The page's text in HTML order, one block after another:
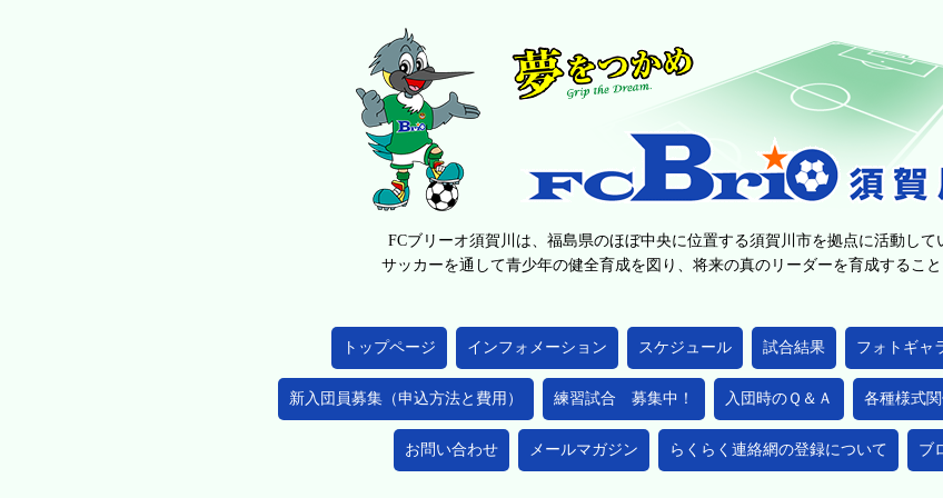
FCブリーオ須賀川は、福島県のほぼ中央に位置する須賀川市を拠点に活動して
サッカーを通して青少年の健全育成を図り、将来の真のリーダーを育成するこ
トップページ インフォメーション スケジュール 試合結果 フォトギャ
新入団員募集（申込方法と費用） 練習試合 募集中！ 入団時のＱ＆Ａ 各種様式
お問い合わせ メールマガジン らくらく連絡網の登録について ブ